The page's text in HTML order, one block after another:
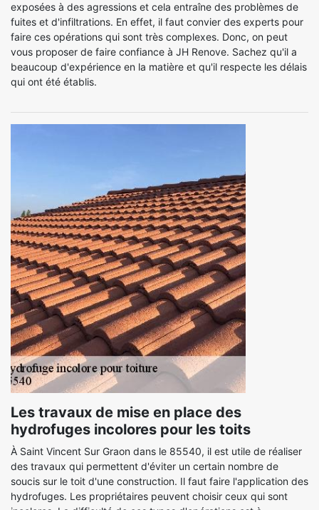
exposées à des agressions et cela entraîne des problèmes de
fuites et d'infiltrations. En effet, il faut convier des experts pour
faire ces opérations qui sont très complexes. Donc, on peut
vous proposer de faire confiance à JH Renove. Sachez qu'il a
beaucoup d'expérience en la matière et qu'il respecte les délais
qui ont été établis.
Les travaux de mise en place des
hydrofuges incolores pour les toits
À Saint Vincent Sur Graon dans le 85540, il est utile de réaliser
des travaux qui permettent d'éviter un certain nombre de
soucis sur le toit d'une construction. Il faut faire l'application des
hydrofuges. Les propriétaires peuvent choisir ceux qui sont